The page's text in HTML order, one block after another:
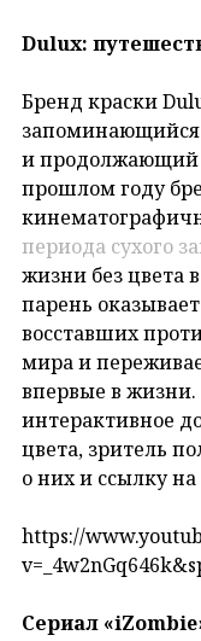
Dulux:
Бренд краски
запоминающийся
и продолжающий
прошлом году
периода сухого
жизни без цвета
парень
восставших
мира и
впервые в
интерактивное
цвета, зритель
о них и ссылку
https://
Сериал